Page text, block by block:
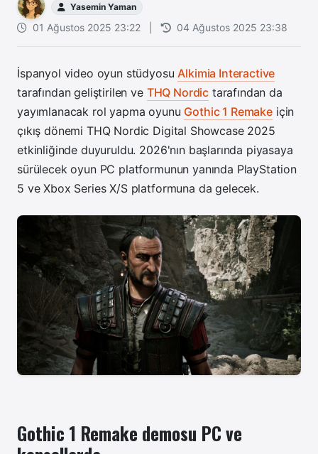
Yasemin Yaman
01 Ağustos 2025 23:22 04 Ağustos 2025 23:38
İspanyol video oyun stüdyosuAlkimia Interactive
tarafından geliştirilen ve THQ Nordic tarafından da
yayımlanacak rol yapma oyunu Gothic 1 Remakeiçin
çıkış dönemi THQ Nordic Digital Showcase 2025
etkinliğinde duyuruldu. 2026'nın başlarında piyasaya
sürülecek oyun PC platformunun yanında PlayStation
5 ve Xbox Series X/S platformuna da gelecek.
Gothic 1 Remake demosu PC ve